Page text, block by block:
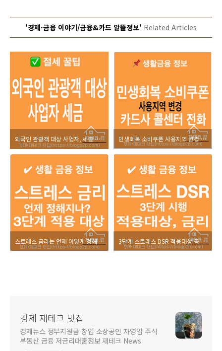
'경제·금융 이야기/금융&카드 알뜰정보' Related Articles
외국인 관광객 대상 사업자, 세금 리스크 어떻게 줄일까? 민생회복 소비쿠폰 사용지역 변경 카드사 고객센터 전화번호
스트레스 금리는 언제 어떻게 정해지나? 2, 3단계 적용 대상 3단계 스트레스 DSR 적용대상 금리, 시행 방안 정리
경제 재테크 맛집
경제뉴스 정부지원금 창업 소상공인 자영업 주식
부동산 금융 저금리대출정보 재테크 News